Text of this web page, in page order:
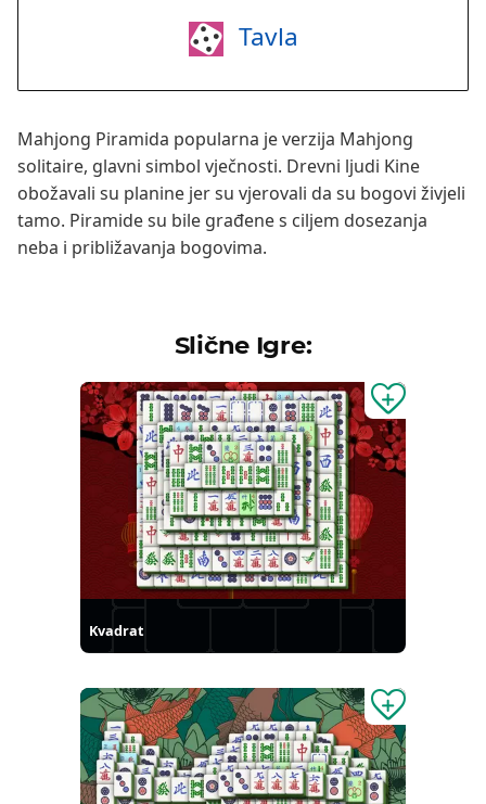
Tavla
Mahjong Piramida popularna je verzija Mahjong
solitaire, glavni simbol vječnosti. Drevni ljudi Kine
obožavali su planine jer su vjerovali da su bogovi živjeli
tamo. Piramide su bile građene s ciljem dosezanja
neba i približavanja bogovima.
Slične Igre:
Kvadrat